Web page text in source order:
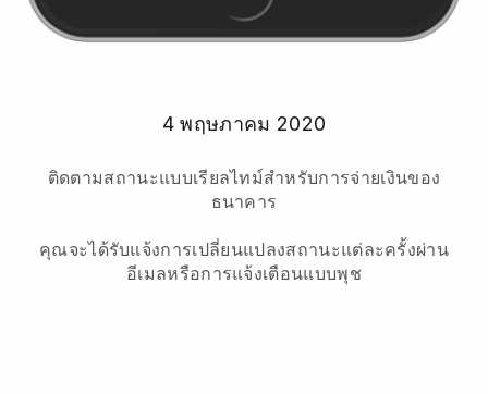
4 พฤษภาคม 2020
ติดตามสถานะแบบเรียลไทม์สำหรับการจ่ายเงินของ
ธนาคาร
คุณจะได้รับแจ้งการเปลี่ยนแปลงสถานะแต่ละครั้งผ่าน
อีเมลหรือการแจ้งเตือนแบบพุช